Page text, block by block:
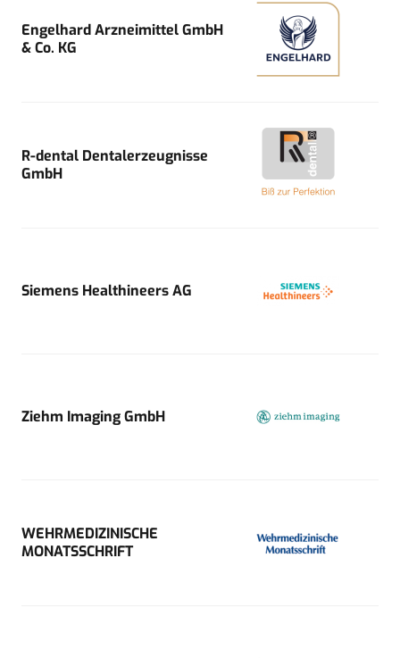
Engelhard Arzneimittel GmbH
& Co. KG
R-dental Dentalerzeugnisse
GmbH
Siemens Healthineers AG
Ziehm Imaging GmbH
WEHRMEDIZINISCHE
MONATSSCHRIFT